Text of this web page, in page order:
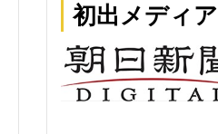
初出メディア